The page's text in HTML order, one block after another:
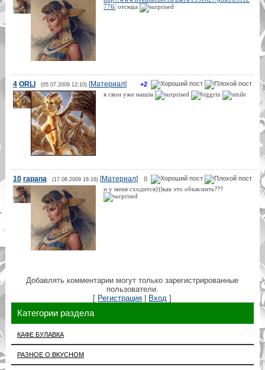
776/отсюда
+2
4 ORLI (05.07.2009 12:10)[Материал]
я свои уже нашла
0
10 rapana (17.08.2009 16:16)[Материал]
и у меня сходится)))как это объяснить???
Добавлять комментарии могут только зарегистрированные
пользователи.
[ Регистрация | Вход ]
Категории раздела
КАФЕ БУЛАВКА
РАЗНОЕ О ВКУСНОМ